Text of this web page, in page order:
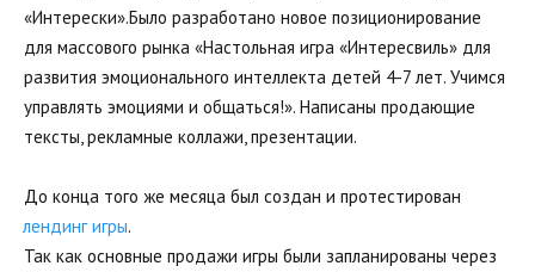
«Интерески».Было разработано новое позиционирование
для массового рынка «Настольная игра «Интересвиль» для
развития эмоционального интеллекта детей 4-7 лет. Учимся
управлять эмоциями и общаться!». Написаны продающие
тексты, рекламные коллажи, презентации.
лендинг игры.
Так как основные продажи игры были запланированы через